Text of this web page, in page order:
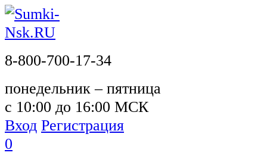
8-800-700-17-34
понедельник – пятница
с 10:00 до 16:00 МСК
Вход Регистрация
0